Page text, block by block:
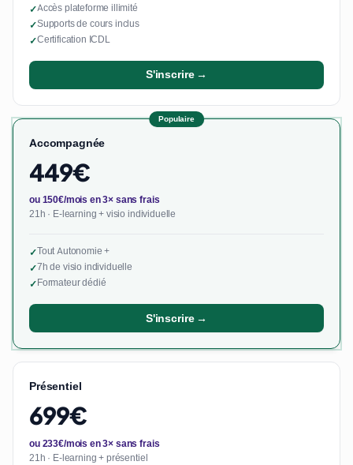
✓Accès plateforme illimité
✓Supports de cours inclus
✓Certification ICDL
S'inscrire →
Populaire
Accompagnée
449€
ou 150€/mois en 3× sans frais
21h · E-learning + visio individuelle
✓Tout Autonomie +
✓7h de visio individuelle
✓Formateur dédié
S'inscrire →
Présentiel
699€
ou 233€/mois en 3× sans frais
21h · E-learning + présentiel